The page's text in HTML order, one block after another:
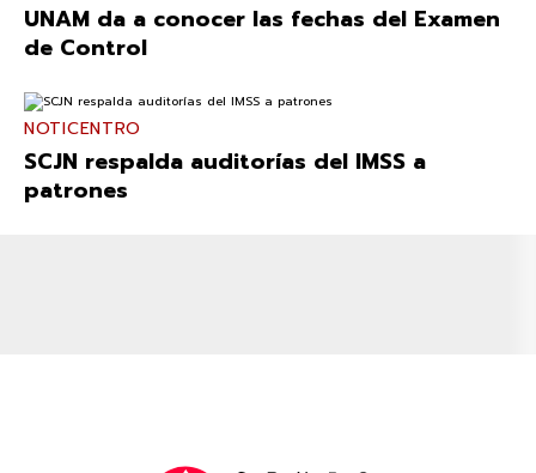
UNAM da a conocer las fechas del Examen
de Control
NOTICENTRO
SCJN respalda auditorías del IMSS a
patrones